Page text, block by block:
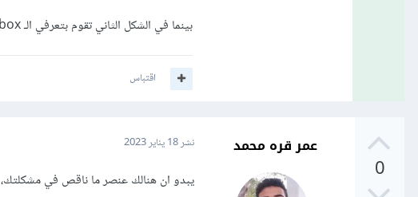
بينما في الشكل الثاني تقوم بتعرفي الـ box بعد ان تم اسناد الـ useRef.
اقتباس
0
عمر قره محمد نشر18 يناير 2023
يبدو ان هنالك عنصر ما ناقص في مشكلتك،